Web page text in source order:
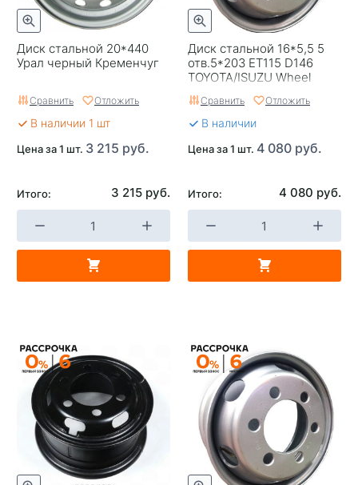
Диск стальной 20*440
Урал черный Кременчуг
Сравнить Отложить
В наличии 1 шт
Цена за 1 шт. 3 215 руб.
Итого: 3 215 руб.
Диск стальной 16*5,5 5
отв.5*203 ЕТ115 D146
TOYOTA/ISUZU Wheel
Power
Сравнить Отложить
В наличии
Цена за 1 шт. 4 080 руб.
Итого: 4 080 руб.